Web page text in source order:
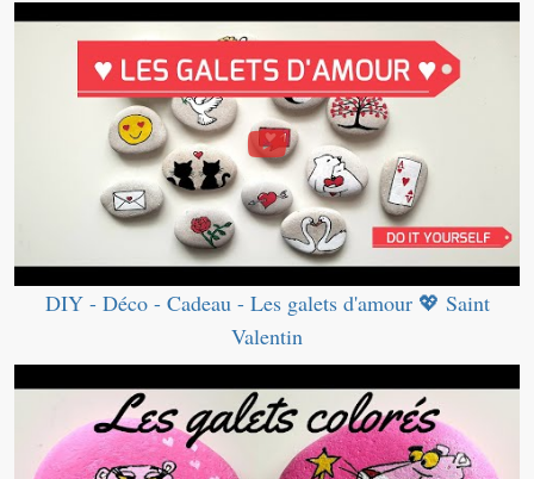
DIY - Déco - Cadeau - Les galets d'amour 💖 Saint
Valentin